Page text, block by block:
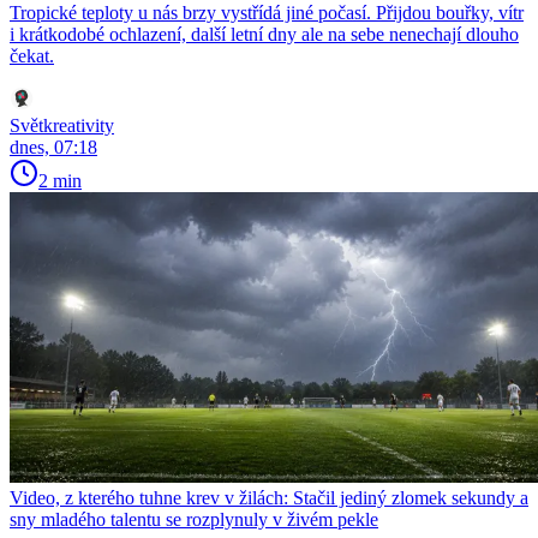
Tropické teploty u nás brzy vystřídá jiné počasí. Přijdou bouřky, vítr
i krátkodobé ochlazení, další letní dny ale na sebe nenechají dlouho
čekat.
Světkreativity
dnes, 07:18
2 min
Video, z kterého tuhne krev v žilách: Stačil jediný zlomek sekundy a
sny mladého talentu se rozplynuly v živém pekle